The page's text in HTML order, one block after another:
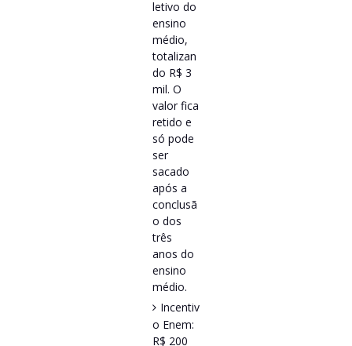
letivo do
ensino
médio,
totalizan
do R$ 3
mil. O
valor fica
retido e
só pode
ser
sacado
após a
conclusã
o dos
três
anos do
ensino
médio.
Incentiv
o Enem:
R$ 200